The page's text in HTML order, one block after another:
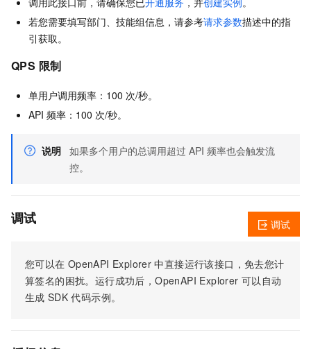
若您需要填写部门、技能组信息，请参考请求参数描述中的指
引获取。
QPS 限制
单用户调用频率：100 次/秒。
API 频率：100 次/秒。
说明 如果多个用户的总调用超过 API 频率也会触发流
控。
调试
您可以在 OpenAPI Explorer 中直接运行该接口，免去您计
算签名的困扰。运行成功后，OpenAPI Explorer 可以自动
生成 SDK 代码示例。
调试